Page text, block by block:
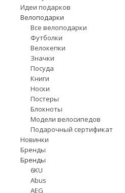
Идеи подарков
Велоподарки
Все велоподарки
Футболки
Велокепки
Значки
Посуда
Книги
Носки
Постеры
Блокноты
Модели велосипедов
Подарочный сертификат
Новинки
Бренды
Бренды
6KU
Abus
AEG